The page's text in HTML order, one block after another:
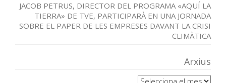
JACOB PETRUS, DIRECTOR DEL PROGRAMA «AQUÍ LA
TIERRA» DE TVE, PARTICIPARÀ EN UNA JORNADA
SOBRE EL PAPER DE LES EMPRESES DAVANT LA CRISI
CLIMÀTICA
Arxius
Arxius